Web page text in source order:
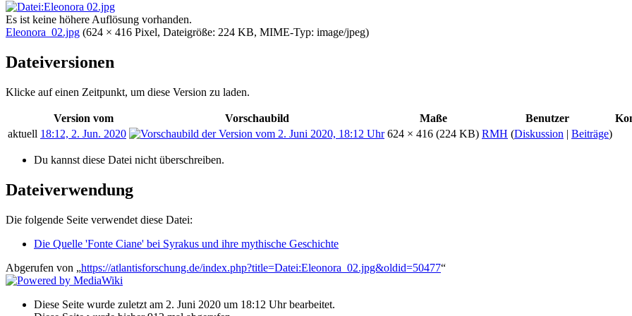
Es ist keine höhere Auflösung vorhanden.
Eleonora_02.jpg (624 × 416 Pixel, Dateigröße: 224 KB, MIME-Typ: image/jpeg)
Dateiversionen
Klicke auf einen Zeitpunkt, um diese Version zu laden.
Version vom Vorschaubild Maße Benutzer
aktuell 18:12, 2. Jun. 2020 624 × 416 (224 KB) RMH (Diskussion | Beiträge)
Du kannst diese Datei nicht überschreiben.
Dateiverwendung
Die folgende Seite verwendet diese Datei:
Die Quelle 'Fonte Ciane' bei Syrakus und ihre mythische Geschichte
Abgerufen von „https://atlantisforschung.de/index.php?title=Datei:Eleonora_02.jpg&oldid=50477“
Diese Seite wurde zuletzt am 2. Juni 2020 um 18:12 Uhr bearbeitet.